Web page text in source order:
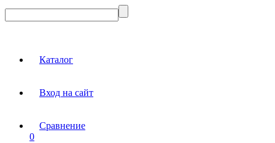
Каталог
Вход на сайт
Сравнение
0